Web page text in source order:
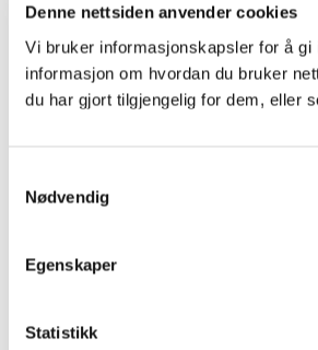
Denne nettsiden anvender cookies
Vi bruker informasjonskapsler for å
informasjon om hvordan du bruker
du har gjort tilgjengelig for dem, eller
Nødvendig
Egenskaper
Statistikk